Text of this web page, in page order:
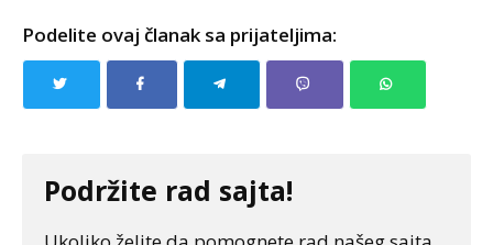
Podelite ovaj članak sa prijateljima:
Podržite rad sajta!